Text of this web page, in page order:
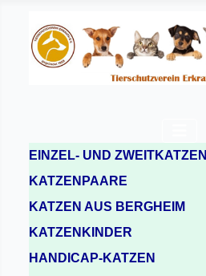
EINZEL- UND ZWEITKATZEN
KATZENPAARE
KATZEN AUS BERGHEIM
KATZENKINDER
HANDICAP-KATZEN